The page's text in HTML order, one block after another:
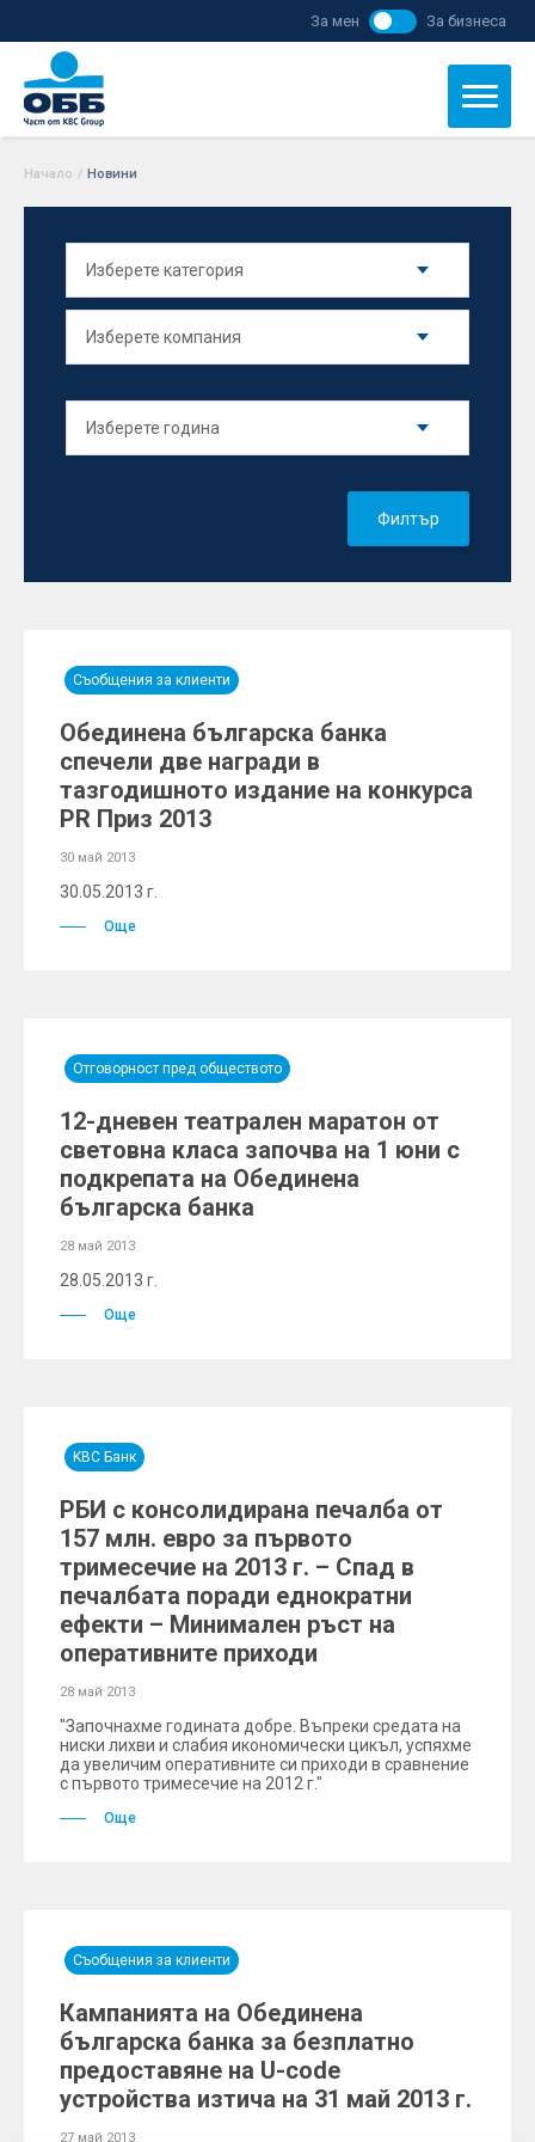
За мен За бизнеса
Начало / Новини
Филтър
Съобщения за клиенти
Обединена българска банка
спечели две награди в
тазгодишното издание на конкурса
PR Приз 2013
30 май 2013
30.05.2013 г.
Още
Отговорност пред обществото
12-дневен театрален маратон от
световна класа започва на 1 юни с
подкрепата на Обединена
българска банка
28 май 2013
28.05.2013 г.
Още
KBC Банк
РБИ с консолидирана печалба от
157 млн. евро за първото
тримесечие на 2013 г. – Спад в
печалбата поради еднократни
ефекти – Минимален ръст на
оперативните приходи
28 май 2013
"Започнахме годината добре. Въпреки средата на
ниски лихви и слабия икономически цикъл, успяхме
да увеличим оперативните си приходи в сравнение
с първото тримесечие на 2012 г."
Още
Съобщения за клиенти
Кампанията на Обединена
българска банка за безплатно
предоставяне на U-code
устройства изтича на 31 май 2013 г.
27 май 2013